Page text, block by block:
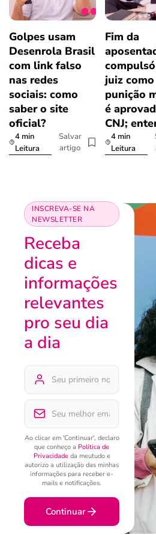
Golpes usam
Desenrola Brasil
com link falso
nas redes
sociais: como
saber o site
oficial?
4 min
Leitura
Salvar
artigo
Fim da
juiz como
punição
é
CNJ;
4 min
Leitura
INSCREVA-SE NA
NEWSLETTER
Receba
dicas e
informações
relevantes
pro seu dia
a dia
Ao clicar em 'Continuar', declaro
que conheço a Política de
Privacidadeda meutudo e
autorizo a utilização das minhas
informações para receber e-
mails e notificações.
Continuar